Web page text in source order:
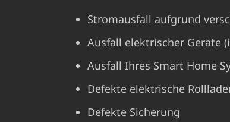
Stromausfall aufgrund
Ausfall elektrischer Geräte
Ausfall Ihres Smart Home
Defekte elektrische
Defekte Sicherung